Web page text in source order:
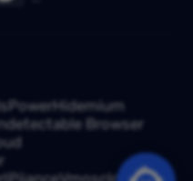
Hidemium
Browser